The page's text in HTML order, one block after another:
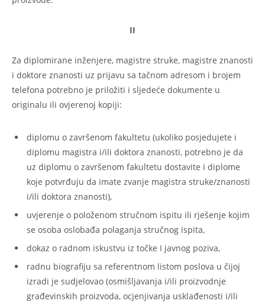
II
Za diplomirane inženjere, magistre struke, magistre znanosti
i doktore znanosti uz prijavu sa tačnom adresom i brojem
telefona potrebno je priložiti i sljedeće dokumente u
originalu ili ovjerenoj kopiji:
diplomu o završenom fakultetu (ukoliko posjedujete i
diplomu magistra i/ili doktora znanosti, potrebno je da
uz diplomu o završenom fakultetu dostavite i diplome
koje potvrđuju da imate zvanje magistra struke/znanosti
i/ili doktora znanosti),
uvjerenje o položenom stručnom ispitu ili rješenje kojim
se osoba oslobađa polaganja stručnog ispita,
dokaz o radnom iskustvu iz točke I javnog poziva,
radnu biografiju sa referentnom listom poslova u čijoj
izradi je sudjelovao (osmišljavanja i/ili proizvodnje
građevinskih proizvoda, ocjenjivanja usklađenosti i/ili